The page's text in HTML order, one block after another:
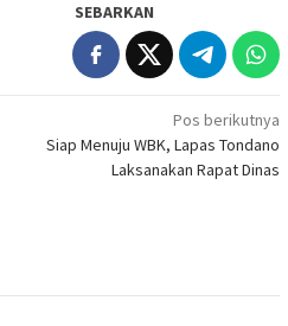
SEBARKAN
Pos berikutnya
Siap Menuju WBK, Lapas Tondano
Laksanakan Rapat Dinas